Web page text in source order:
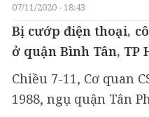
07/11/2020 - 18:43
Bị cướp điện thoại,
ở quận Bình Tân, TP
Chiều 7-11, Cơ quan
1988, ngụ quận Tân